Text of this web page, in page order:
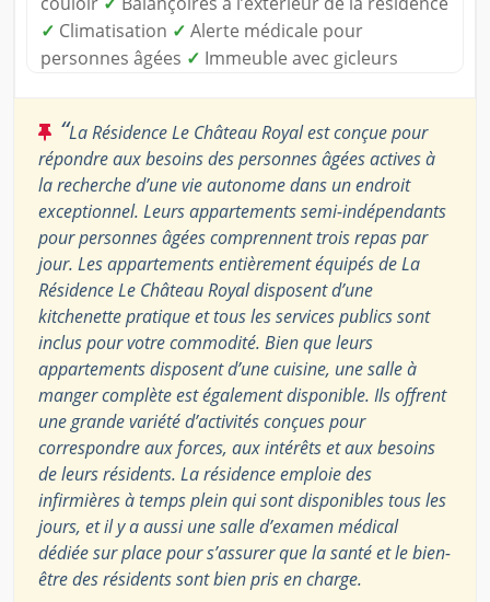
✓ Climatisation ✓ Alerte médicale pour
personnes âgées ✓ Immeuble avec gicleurs
“La Résidence Le Château Royal est conçue pour
répondre aux besoins des personnes âgées actives à
la recherche d’une vie autonome dans un endroit
exceptionnel. Leurs appartements semi-indépendants
pour personnes âgées comprennent trois repas par
jour. Les appartements entièrement équipés de La
Résidence Le Château Royal disposent d’une
kitchenette pratique et tous les services publics sont
inclus pour votre commodité. Bien que leurs
appartements disposent d’une cuisine, une salle à
manger complète est également disponible. Ils offrent
une grande variété d’activités conçues pour
correspondre aux forces, aux intérêts et aux besoins
de leurs résidents. La résidence emploie des
infirmières à temps plein qui sont disponibles tous les
jours, et il y a aussi une salle d’examen médical
dédiée sur place pour s’assurer que la santé et le bien-
être des résidents sont bien pris en charge.